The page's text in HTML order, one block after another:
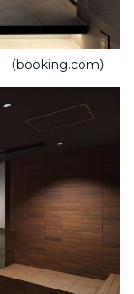
（booking.com）